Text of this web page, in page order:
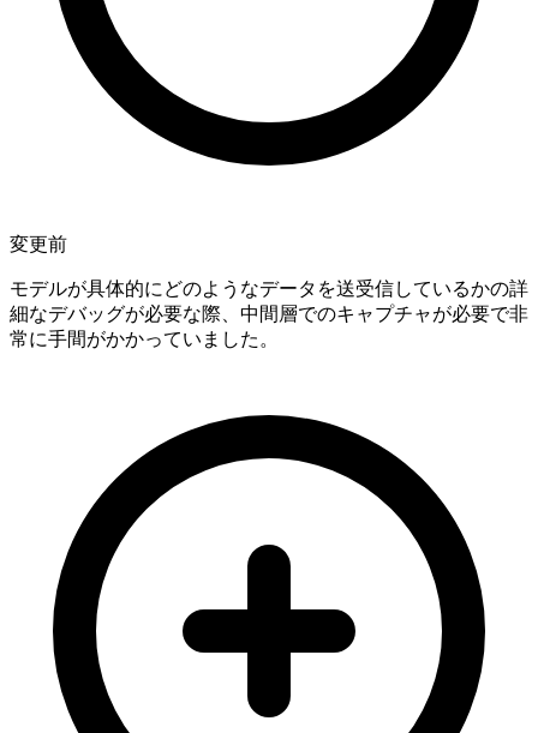
変更前
モデルが具体的にどのようなデータを送受信しているかの詳
細なデバッグが必要な際、中間層でのキャプチャが必要で非
常に手間がかかっていました。